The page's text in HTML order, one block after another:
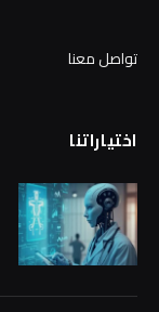
تواصل معنا
اختياراتنا